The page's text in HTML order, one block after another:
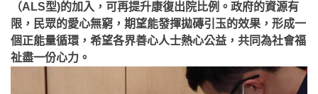
（ALS型)的加入，可再提升康復出院比例。政府的資源有
限，民眾的愛心無窮，期望能發揮拋磚引玉的效果，形成一
個正能量循環，希望各界善心人士熱心公益，共同為社會福
祉盡一份心力。